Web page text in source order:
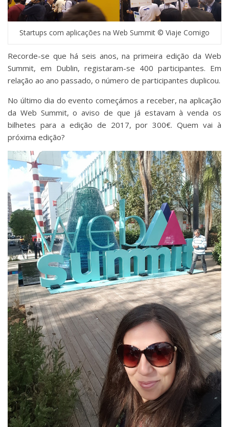
Startups com aplicações na Web Summit © Viaje Comigo
Recorde-se que há seis anos, na primeira edição da Web
Summit, em Dublin, registaram-se 400 participantes. Em
relação ao ano passado, o número de participantes duplicou.
No último dia do evento começámos a receber, na aplicação
da Web Summit, o aviso de que já estavam à venda os
bilhetes para a edição de 2017, por 300€. Quem vai à
próxima edição?